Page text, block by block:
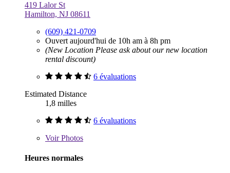
419 Lalor St
Hamilton, NJ 08611
(609) 421-0709
Ouvert aujourd'hui de 10h am à 8h pm
(New Location Please ask about our new location
rental discount)
6 évaluations
Estimated Distance
1,8 milles
6 évaluations
VoirPhotos
Heures normales